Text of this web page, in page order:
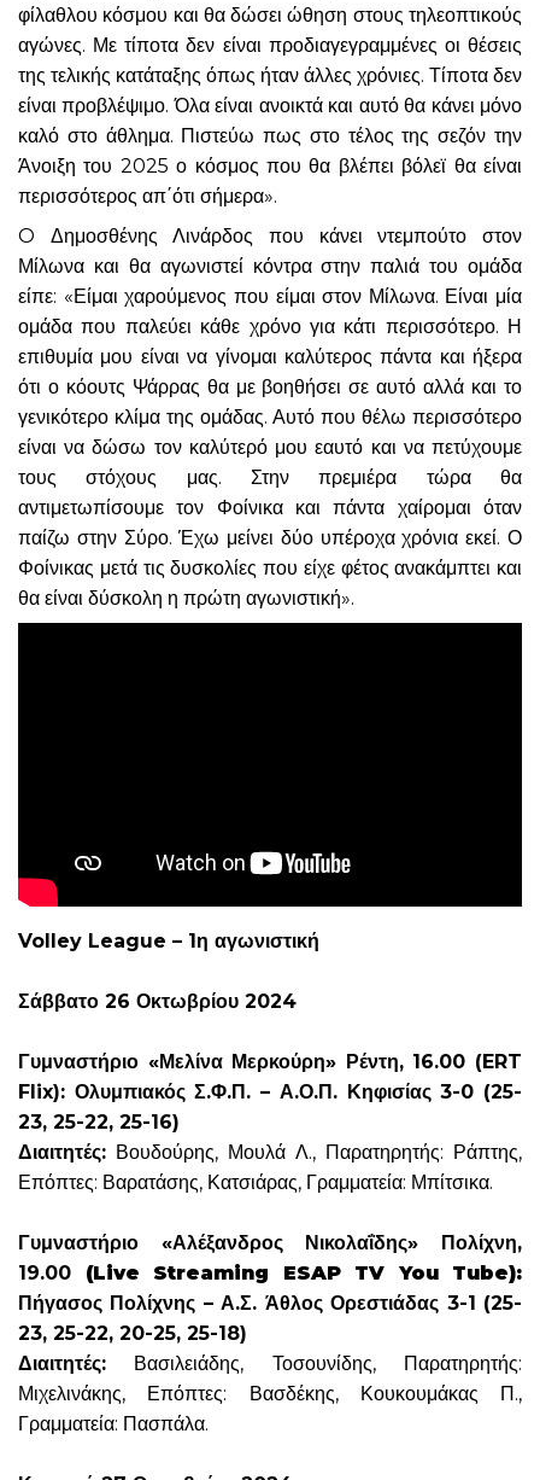
φίλαθλου κόσμου και θα δώσει ώθηση στους τηλεοπτικούς
αγώνες. Με τίποτα δεν είναι προδιαγεγραμμένες οι θέσεις
της τελικής κατάταξης όπως ήταν άλλες χρόνιες. Τίποτα δεν
είναι προβλέψιμο. Όλα είναι ανοικτά και αυτό θα κάνει μόνο
καλό στο άθλημα. Πιστεύω πως στο τέλος της σεζόν την
Άνοιξη του 2025 ο κόσμος που θα βλέπει βόλεϊ θα είναι
περισσότερος απ΄ότι σήμερα».
O Δημοσθένης Λινάρδος που κάνει ντεμπούτο στον
Μίλωνα και θα αγωνιστεί κόντρα στην παλιά του ομάδα
είπε: «Είμαι χαρούμενος που είμαι στον Μίλωνα. Είναι μία
ομάδα που παλεύει κάθε χρόνο για κάτι περισσότερο. Η
επιθυμία μου είναι να γίνομαι καλύτερος πάντα και ήξερα
ότι ο κόουτς Ψάρρας θα με βοηθήσει σε αυτό αλλά και το
γενικότερο κλίμα της ομάδας. Αυτό που θέλω περισσότερο
είναι να δώσω τον καλύτερό μου εαυτό και να πετύχουμε
τους στόχους μας. Στην πρεμιέρα τώρα θα
αντιμετωπίσουμε τον Φοίνικα και πάντα χαίρομαι όταν
παίζω στην Σύρο. Έχω μείνει δύο υπέροχα χρόνια εκεί. Ο
Φοίνικας μετά τις δυσκολίες που είχε φέτος ανακάμπτει και
θα είναι δύσκολη η πρώτη αγωνιστική».
Volley League – 1η αγωνιστική
Σάββατο 26 Οκτωβρίου 2024
Γυμναστήριο «Μελίνα Μερκούρη» Ρέντη, 16.00 (ERT
Flix): Ολυμπιακός Σ.Φ.Π. – Α.Ο.Π. Κηφισίας 3-0 (25-
23, 25-22, 25-16)
Διαιτητές: Βουδούρης, Μουλά Λ., Παρατηρητής: Ράπτης,
Επόπτες: Βαρατάσης, Κατσιάρας, Γραμματεία: Μπίτσικα.
Γυμναστήριο «Αλέξανδρος Νικολαΐδης» Πολίχνη,
19.00 (Live Streaming ESAP TV You Tube):
Πήγασος Πολίχνης – Α.Σ. Άθλος Ορεστιάδας 3-1 (25-
23, 25-22, 20-25, 25-18)
Διαιτητές: Βασιλειάδης, Τοσουνίδης, Παρατηρητής:
Μιχελινάκης, Επόπτες: Βασδέκης, Κουκουμάκας Π.,
Γραμματεία: Πασπάλα.